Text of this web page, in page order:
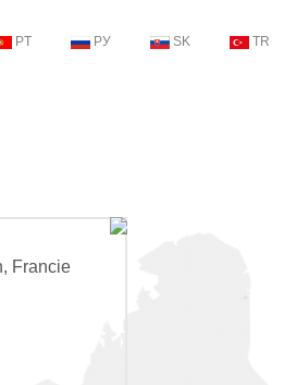
PT РУ SK TR
Francie